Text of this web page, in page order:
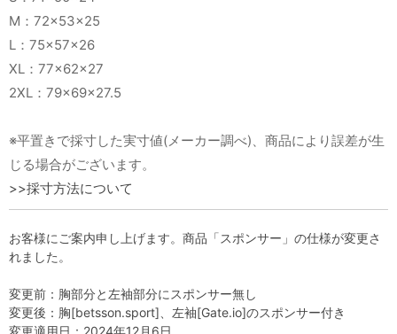
M：72×53×25
L：75×57×26
XL：77×62×27
2XL：79×69×27.5
※平置きで採寸した実寸値(メーカー調べ)、商品により誤差が生
じる場合がございます。
>>採寸方法について
お客様にご案内申し上げます。商品「スポンサー」の仕様が変更さ
れました。
変更前：胸部分と左袖部分にスポンサー無し
変更後：胸[betsson.sport]、左袖[Gate.io]のスポンサー付き